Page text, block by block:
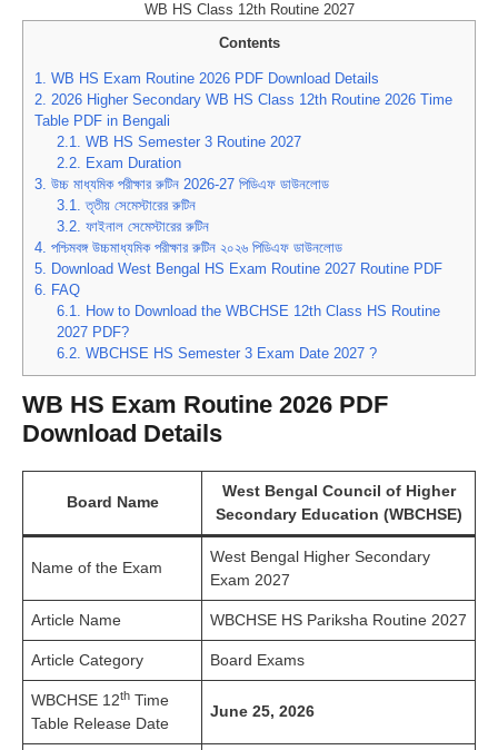
WB HS Class 12th Routine 2027
Contents
1. WB HS Exam Routine 2026 PDF Download Details
2. 2026 Higher Secondary WB HS Class 12th Routine 2026 Time
Table PDF in Bengali
2.1. WB HS Semester 3 Routine 2027
2.2. Exam Duration
3. উচ্চ মাধ্যমিক পরীক্ষার রুটিন 2026-27 পিডিএফ ডাউনলোড
3.1. তৃতীয় সেমেস্টারের রুটিন
3.2. ফাইনাল সেমেস্টারের রুটিন
4. পশ্চিমবঙ্গ উচ্চমাধ্যমিক পরীক্ষার রুটিন ২০২৬ পিডিএফ ডাউনলোড
5. Download West Bengal HS Exam Routine 2027 Routine PDF
6. FAQ
6.1. How to Download the WBCHSE 12th Class HS Routine
2027 PDF?
6.2. WBCHSE HS Semester 3 Exam Date 2027 ?
WB HS Exam Routine 2026 PDF
Download Details
Board Name
West Bengal Council of Higher
Secondary Education (WBCHSE)
Name of the Exam
West Bengal Higher Secondary
Exam 2027
Article Name WBCHSE HS Pariksha Routine 2027
Article Category Board Exams
WBCHSE 12th Time
Table Release Date
June 25, 2026